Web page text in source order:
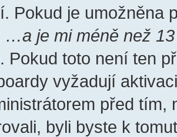
Pokud je umožněna
…a je mi méně než
Pokud toto není ten
vyžadují
před tím,
byli byste k